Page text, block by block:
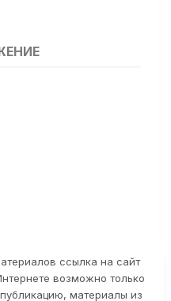
ссылка на сайт
возможно только
материалы из